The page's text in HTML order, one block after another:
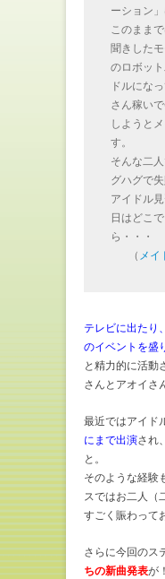
ーション
このまま
聞きした
のロボッ
ドルにな
さん稼い
しようと
す。
そんな二
グハグで
アイドル
日はどこ
ら・・・
（ メイ
テレビに出たり
のイベントを盛
と精力的に活動
さんとアオイさ
最近ではアイド
にまで出演され
と。
そのような経験
スではお二人（
すごく賑わって
さらに今回のス
ちの新曲発表が